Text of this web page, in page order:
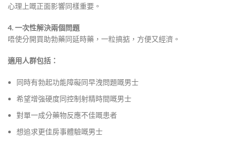
心理上嘅正面影響同樣重要。
4. 一次性解決兩個問題
唔使分開買助勃藥同延時藥，一粒搞掂，方便又經濟。
適用人群包括：
同時有勃起功能障礙同早洩問題嘅男士
希望增強硬度同控制射精時間嘅男士
對單一成分藥物反應不佳嘅患者
想追求更佳房事體驗嘅男士